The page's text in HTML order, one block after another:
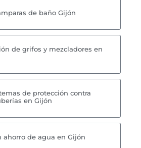
de baño Gijón
de grifos y mezcladores en
de protección contra
en Gijón
ahorro de agua en Gijón